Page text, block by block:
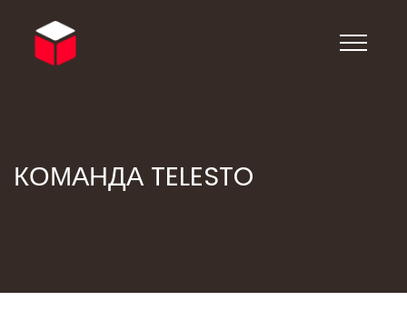
КОМАНДА TELESTO